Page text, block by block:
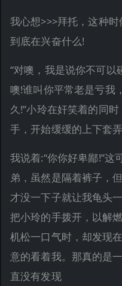
我心想>>>拜托，这种
到底在兴奋什么!
“对噢，我是说你不可
噢!谁叫你平常老是亏我
久!”小玲在奸笑着的同
手，开始缓缓的上下套
我说着:“你你好卑鄙!”
弟，虽然是隔着裤子，
才没一下子就让我龟头
把小玲的手拨开，以解
机松一口气时，却发现
意的看着我。那真的是
直没有发现